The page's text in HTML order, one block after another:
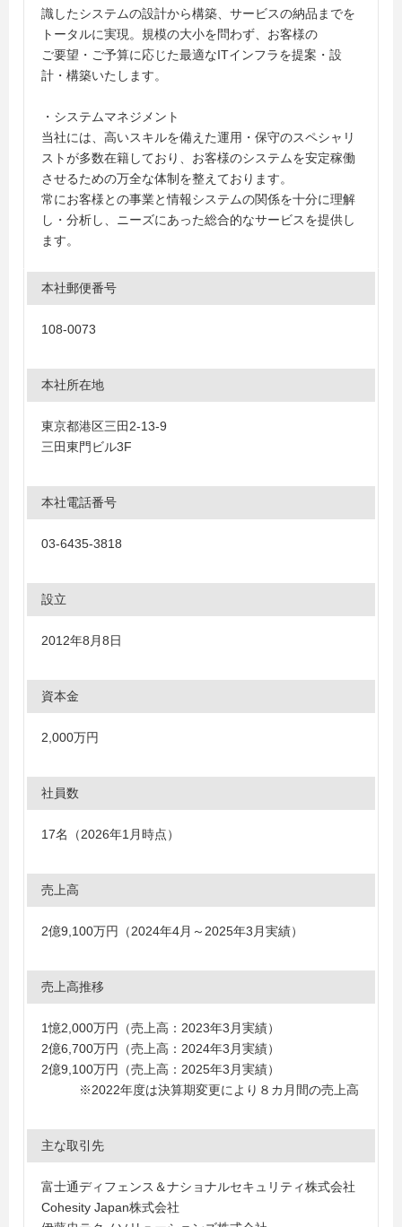
識したシステムの設計から構築、サービスの納品までを
トータルに実現。規模の大小を問わず、お客様の
ご要望・ご予算に応じた最適なITインフラを提案・設
計・構築いたします。
・システムマネジメント
当社には、高いスキルを備えた運用・保守のスペシャリ
ストが多数在籍しており、お客様のシステムを安定稼働
させるための万全な体制を整えております。
常にお客様との事業と情報システムの関係を十分に理解
し・分析し、ニーズにあった総合的なサービスを提供し
ます。
本社郵便番号
108-0073
本社所在地
東京都港区三田2-13-9
三田東門ビル3F
本社電話番号
03-6435-3818
設立
2012年8月8日
資本金
2,000万円
社員数
17名（2026年1月時点）
売上高
2億9,100万円（2024年4月～2025年3月実績）
売上高推移
1憶2,000万円（売上高：2023年3月実績）
2億6,700万円（売上高：2024年3月実績）
2億9,100万円（売上高：2025年3月実績）
※2022年度は決算期変更により８カ月間の売上高
主な取引先
富士通ディフェンス＆ナショナルセキュリティ株式会社
Cohesity Japan株式会社